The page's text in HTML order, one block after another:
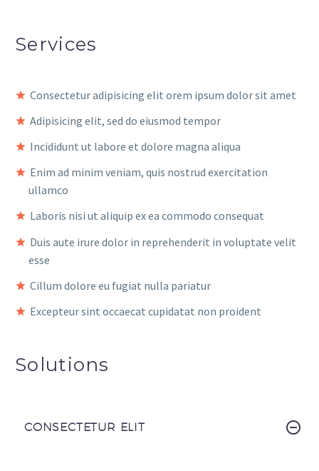
Services
Consectetur adipisicing elit orem ipsum dolor sit amet
Adipisicing elit, sed do eiusmod tempor
Incididunt ut labore et dolore magna aliqua
Enim ad minim veniam, quis nostrud exercitation
ullamco
Laboris nisi ut aliquip ex ea commodo consequat
Duis aute irure dolor in reprehenderit in voluptate velit
esse
Cillum dolore eu fugiat nulla pariatur
Excepteur sint occaecat cupidatat non proident
Solutions
CONSECTETUR ELIT